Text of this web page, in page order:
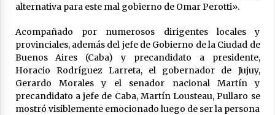
alternativa para este mal gobierno de Omar Perotti».
Acompañado por numerosos dirigentes locales y
provinciales, además del jefe de Gobierno de la Ciudad de
Buenos Aires (Caba) y precandidato a presidente,
Horacio Rodríguez Larreta, el gobernador de Jujuy,
Gerardo Morales y el senador nacional Martín y
precandidato a jefe de Caba, Martín Lousteau, Pullaro se
mostró visiblemente emocionado luego de ser la persona